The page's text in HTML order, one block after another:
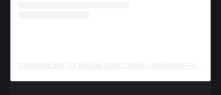
ПУБЛИКАЦИЯ ОТ MASHA EFROSININA (@MASHAEFROSININA)